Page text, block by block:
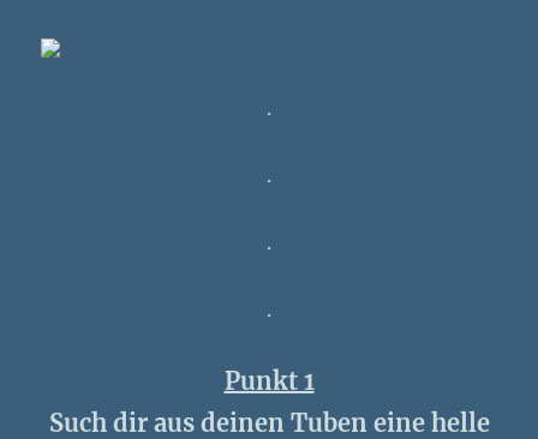
.
.
.
.
Punkt 1
Such dir aus deinen Tuben eine helle